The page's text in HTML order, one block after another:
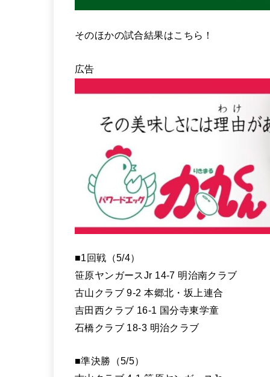
そのほかの試合結果はこちら！
広告
■1回戦（5/4）
笹原ヤンガースJr 14-7 明治南クラブ
古山クラブ 9-2 本郷北・坂上連合
吉田西クラブ 16-1 国分寺東学童
石橋クラブ 18-3 明治クラブ
■準決勝（5/5）